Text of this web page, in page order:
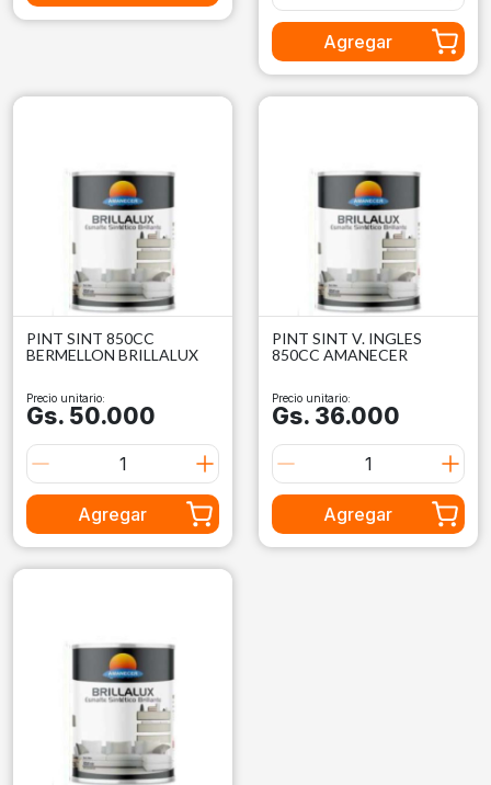
Agregar
PINT SINT 850CC
BERMELLON BRILLALUX
Precio unitario:
Gs. 50.000
Agregar
PINT SINT V. INGLES
850CC AMANECER
Precio unitario:
Gs. 36.000
Agregar